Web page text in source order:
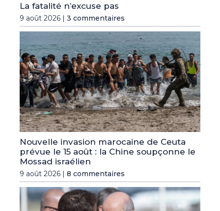
La fatalité n’excuse pas
9 août 2026 | 3 commentaires
Nouvelle invasion marocaine de Ceuta
prévue le 15 août : la Chine soupçonne le
Mossad israélien
9 août 2026 | 8 commentaires